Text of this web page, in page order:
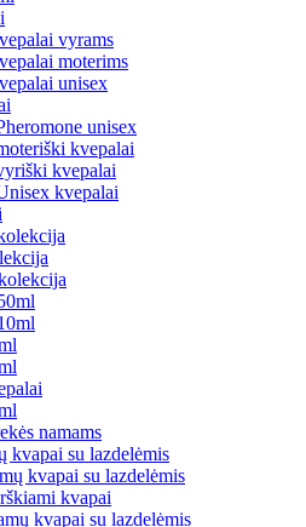
vyrams
moterims
unisex
unisex
kvepalai
kvepalai
kvepalai
namams
kvapai su lazdelėmis
kvapai su lazdelėmis
kvapai
kvapai su lazdelėmis